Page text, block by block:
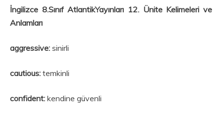
İngilizce 8.Sınıf AtlantikYayınları 12. Ünite Kelimeleri ve
Anlamları
aggressive: sinirli
cautious: temkinli
confident: kendine güvenli